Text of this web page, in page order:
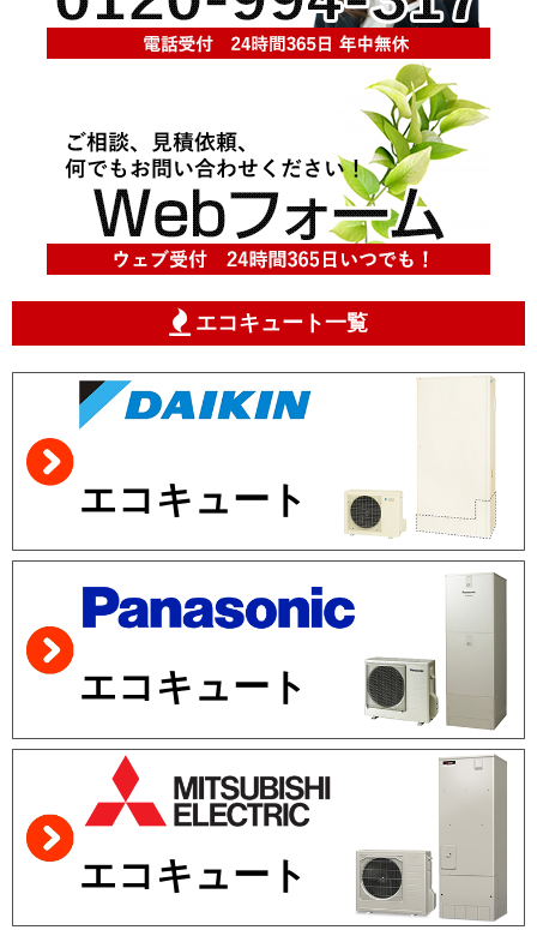
エコキュート一覧
エコキュート
エコキュート
エコキュート